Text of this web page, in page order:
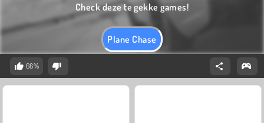
Plane Chase
Check deze te gekke games!
66%